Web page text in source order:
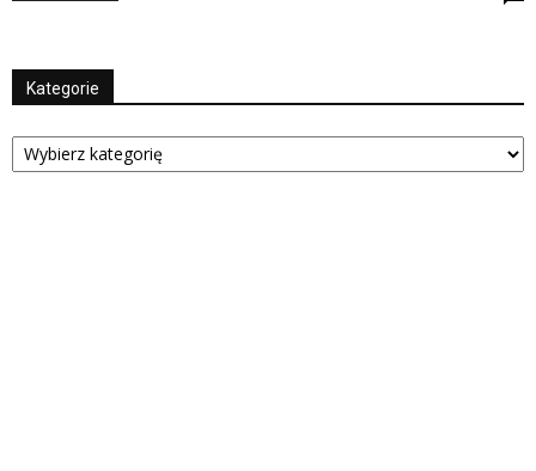
Kategorie
Kategorie